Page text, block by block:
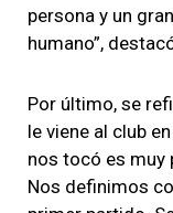
persona y un
humano”,
Por último, se
le viene al club
nos tocó es muy
Nos definimos